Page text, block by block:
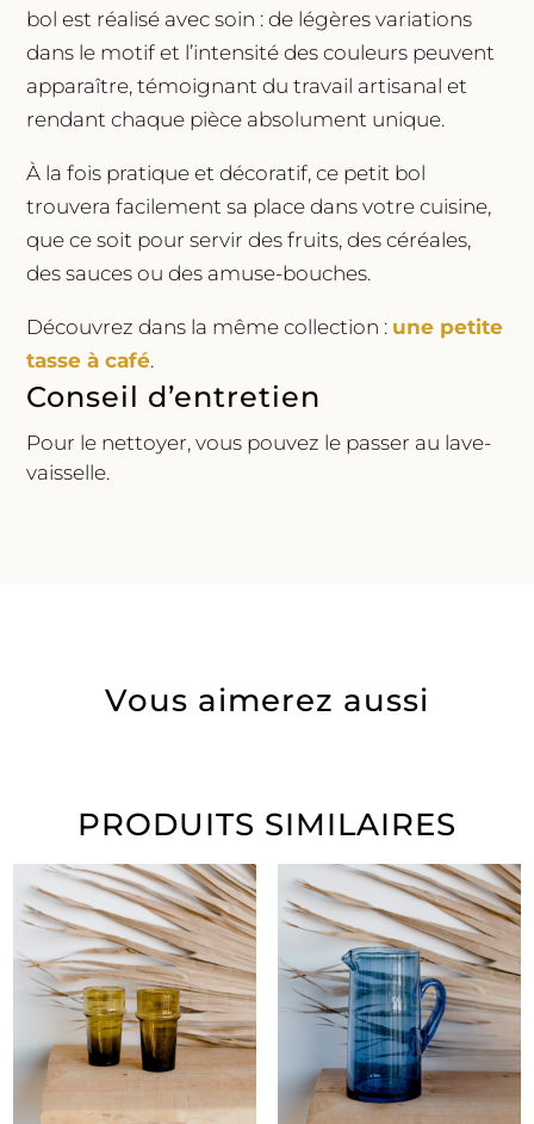
bol est réalisé avec soin : de légères variations
dans le motif et l’intensité des couleurs peuvent
apparaître, témoignant du travail artisanal et
rendant chaque pièce absolument unique.
À la fois pratique et décoratif, ce petit bol
trouvera facilement sa place dans votre cuisine,
que ce soit pour servir des fruits, des céréales,
des sauces ou des amuse-bouches.
Découvrez dans la même collection : une petite
tasse à café.
Conseil d’entretien
Pour le nettoyer, vous pouvez le passer au lave-
vaisselle.
Vous aimerez aussi
PRODUITS SIMILAIRES